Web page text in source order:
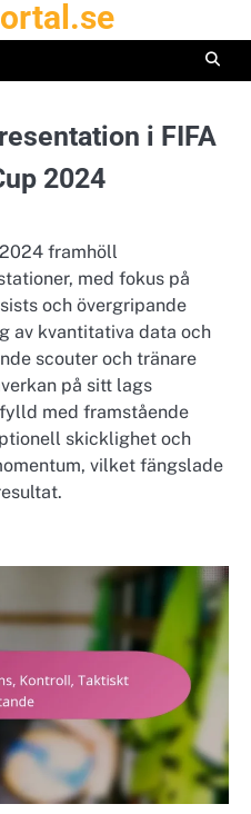
i FIFA
2024
framhöll
med fokus på
och övergripande
av kvantitativa data och
scouter och tränare
på sitt lags
med framstående
skicklighet och
vilket fängslade